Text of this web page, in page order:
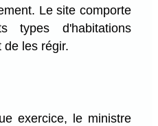
Le site comporte
types d'habitations
de les régir.
exercice, le ministre